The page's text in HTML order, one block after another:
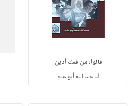
قالوا: من فمك أدين
لـعبد الله أبو علم